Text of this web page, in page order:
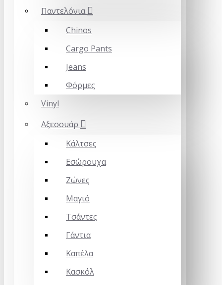
Παντελόνια
Chinos
Cargo Pants
Jeans
Φόρμες
Vinyl
Αξεσουάρ
Κάλτσες
Εσώρουχα
Ζώνες
Μαγιό
Τσάντες
Γάντια
Καπέλα
Κασκόλ